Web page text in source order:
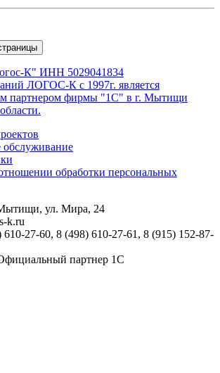
К" ИНН 5029041834
ЛОГОС-К c 1997г. является
партнером фирмы "1С" в г. Мытищи
обслуживание
обработки персональных
ул. Мира, 24
k.ru
610-27-60, 8 (498) 610-27-61, 8 (915) 152-87-
партнер 1С